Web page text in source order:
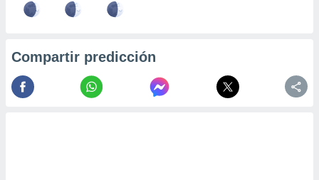
Compartir predicción